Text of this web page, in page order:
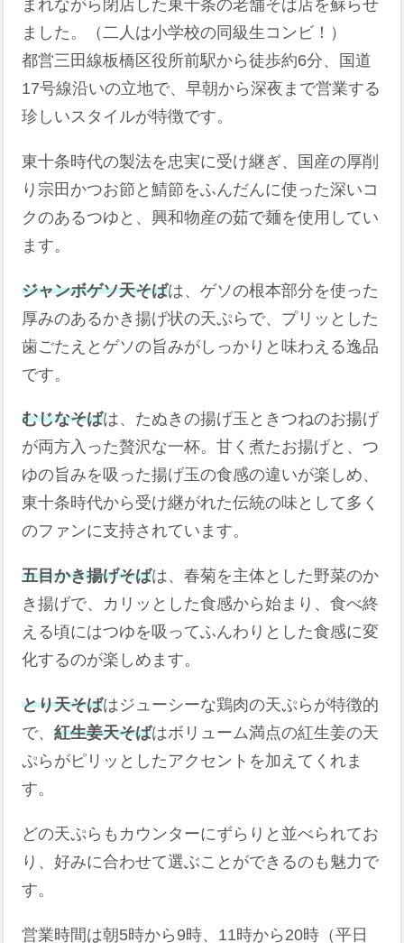
まれながら閉店した東十条の老舗そば店を蘇らせ
ました。（二人は小学校の同級生コンビ！）
都営三田線板橋区役所前駅から徒歩約6分、国道
17号線沿いの立地で、早朝から深夜まで営業する
珍しいスタイルが特徴です。
東十条時代の製法を忠実に受け継ぎ、国産の厚削
り宗田かつお節と鯖節をふんだんに使った深いコ
クのあるつゆと、興和物産の茹で麺を使用してい
ます。
ジャンボゲソ天そばは、ゲソの根本部分を使った
厚みのあるかき揚げ状の天ぷらで、プリッとした
歯ごたえとゲソの旨みがしっかりと味わえる逸品
です。
むじなそばは、たぬきの揚げ玉ときつねのお揚げ
が両方入った贅沢な一杯。甘く煮たお揚げと、つ
ゆの旨みを吸った揚げ玉の食感の違いが楽しめ、
東十条時代から受け継がれた伝統の味として多く
のファンに支持されています。
五目かき揚げそばは、春菊を主体とした野菜のか
き揚げで、カリッとした食感から始まり、食べ終
える頃にはつゆを吸ってふんわりとした食感に変
化するのが楽しめます。
とり天そばはジューシーな鶏肉の天ぷらが特徴的
で、紅生姜天そばはボリューム満点の紅生姜の天
ぷらがピリッとしたアクセントを加えてくれま
す。
どの天ぷらもカウンターにずらりと並べられてお
り、好みに合わせて選ぶことができるのも魅力で
す。
営業時間は朝5時から9時、11時から20時（平日